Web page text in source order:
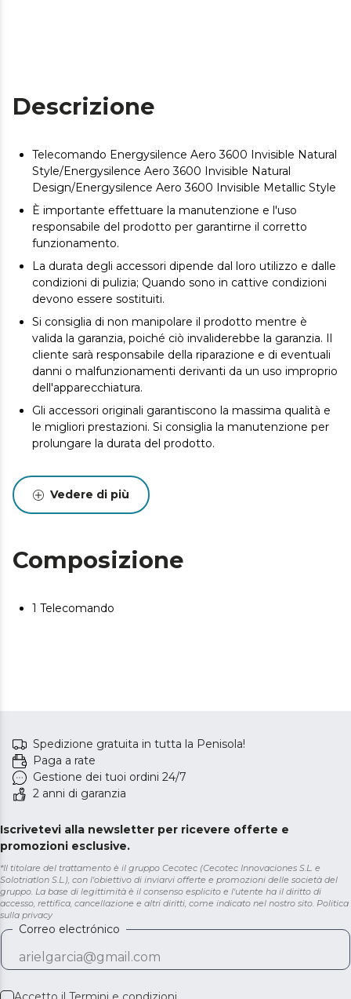
Descrizione
Telecomando Energysilence Aero 3600 Invisible Natural
Style/Energysilence Aero 3600 Invisible Natural
Design/Energysilence Aero 3600 Invisible Metallic Style
È importante effettuare la manutenzione e l'uso
responsabile del prodotto per garantirne il corretto
funzionamento.
La durata degli accessori dipende dal loro utilizzo e dalle
condizioni di pulizia; Quando sono in cattive condizioni
devono essere sostituiti.
Si consiglia di non manipolare il prodotto mentre è
valida la garanzia, poiché ciò invaliderebbe la garanzia. Il
cliente sarà responsabile della riparazione e di eventuali
danni o malfunzionamenti derivanti da un uso improprio
dell'apparecchiatura.
Gli accessori originali garantiscono la massima qualità e
le migliori prestazioni. Si consiglia la manutenzione per
prolungare la durata del prodotto.
Vedere di più
Composizione
1 Telecomando
Spedizione gratuita in tutta la Penisola!
Paga a rate
Gestione dei tuoi ordini 24/7
2 anni di garanzia
Iscrivetevi alla newsletter per ricevere offerte e
promozioni esclusive.
*Il titolare del trattamento è il gruppo Cecotec (Cecotec Innovaciones S.L. e
Solotriatlon S.L.), con l'obiettivo di inviarvi offerte e promozioni delle società del
gruppo. La base di legittimità è il consenso esplicito e l'utente ha il diritto di
accesso, rettifica, cancellazione e altri diritti, come indicato nel nostro sito. Politica
sulla privacy
Correo electrónico